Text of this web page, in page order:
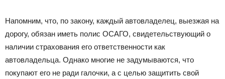
Напомним, что, по закону, каждый автовладелец, выезжая на
дорогу, обязан иметь полис ОСАГО, свидетельствующий о
наличии страхования его ответственности как
автовладельца. Однако многие не задумываются, что
покупают его не ради галочки, а с целью защитить свой